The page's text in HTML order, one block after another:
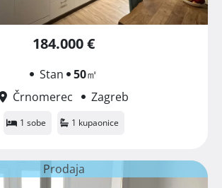
184.000 €
Stan 50㎡
Črnomerec
Zagreb
1 sobe 1 kupaonice
Prodaja